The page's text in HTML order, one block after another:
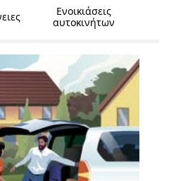
Ενοικιάσεις
αυτοκινήτων